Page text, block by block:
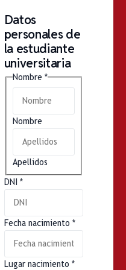
Nombre
Móvil
Diseño
Datos
personales de
la estudiante
universitaria
Nombre *
Nombre
Apellidos
DNI *
Fecha nacimiento *
Lugar nacimiento *